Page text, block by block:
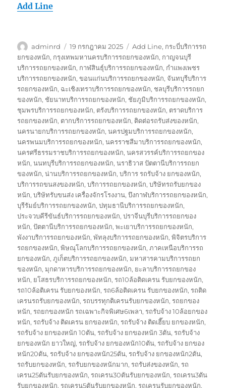
Add Line
ผู้
เขียน
adminrd
เขียน
เมื่อ
19 กรกฎาคม 2025
ป้าย
กำกับ
Add Line, กระบี่บริการรถ
ยกของหนัก, กรุงเทพมหานครบริการรถยกของหนัก, กาญจนบุรี
บริการรถยกของหนัก, กาฬสินธุ์บริการรถยกของหนัก, กำแพงเพชร
บริการรถยกของหนัก,ขอนแก่นบริการรถยกของหนัก, จันทบุรีบริการ
รถยกของหนัก, ฉะเชิงเทราบริการรถยกของหนัก, ชลบุรีบริการรถยก
ของหนัก, ชัยนาทบริการรถยกของหนัก, ชัยภูมิบริการรถยกของหนัก,
ชุมพรบริการรถยกของหนัก, ตรังบริการรถยกของหนัก, ตราดบริการ
รถยกของหนัก, ตากบริการรถยกของหนัก, ติดต่อรถรับส่งของหนัก,
นครนายกบริการรถยกของหนัก,นครปฐมบริการรถยกของหนัก,
นครพนมบริการรถยกของหนัก,นครราชสีมาบริการรถยกของหนัก,
นครศรีธรรมราชบริการรถยกของหนัก,นครสวรรค์บริการรถยกของ
หนัก,นนทบุรีบริการรถยกของหนัก,นราธิวาส ปัตตานีบริการรถยก
ของหนัก,น่านบริการรถยกของหนัก,บริการ รถรับจ้าง ยกของหนัก,
บริการรถขนสงของหนัก,บริการรถยกของหนัก,บริษัทรถรับยกของ
หนัก,บริษัทรับขนส่ง เครื่องจักรโรงงาน,บึงกาฬบริการรถยกของหนัก,
บุรีรัมย์บริการรถยกของหนัก,ปทุมธานีบริการรถยกของหนัก,
ประจวบคีรีขันธ์บริการรถยกของหนัก,ปราจีนบุรีบริการรถยกของ
หนัก,ปัตตานีบริการรถยกของหนัก,พะเยาบริการรถยกของหนัก,
พังงาบริการรถยกของหนัก,พัทลุงบริการรถยกของหนัก,พิจิตรบริการ
รถยกของหนัก,พิษณุโลกบริการรถยกของหนัก,ภาคเหนือบริการรถ
ยกของหนัก,ภูเก็ตบริการรถยกของหนัก,มหาสารคามบริการรถยก
ของหนัก,มุกดาหารบริการรถยกของหนัก, ยะลาบริการรถยกของ
หนัก, ยโสธรบริการรถยกของหนัก,รถ10ล้อติดเครน รับยกของหนัก,
รถ10ล้อติเครน รับยกของหนัก,รถ6ล้อติดเครน รับยกของหนัก,รถติด
เครนรถรับยกของหนัก,รถบรรทุกติเครนรับยกของหนัก,รถยกของ
หนัก,รถยกของหนัก รถเฉพาะกิจพิเศษ6เพลา,รถรับจ้าง 10ล้อยกของ
หนัก,รถรับจ้าง ติดเครน ยกของหนัก,รถรับจ้าง ติดเฮี๊ยบ ยกของหนัก,
รถรับจ้าง ยกของหนัก 10ตัน,รถรับจ้าง ยกของหนัก 3ตัน,รถรับจ้าง
ยกของหนัก ยาวใหญ่,รถรับจ้าง ยกของหนัก10ตัน,รถรับจ้าง ยกของ
หนัก20ตัน,รถรับจ้าง ยกของหนัก25ตัน,รถรับจ้าง ยกของหนัก2ตัน,
รถรับยกของหนัก,รถรับยกของหนักมาก,รถรับส่งของหนัก,รถ
เครน25ตันรับยกของหนัก,รถเครน30ตันรับยกของหนัก,รถเครน3ตัน
รับยกของหนัก,รถเครน5ตันรับยกของหนัก,รถเครนรับยกของหนัก,